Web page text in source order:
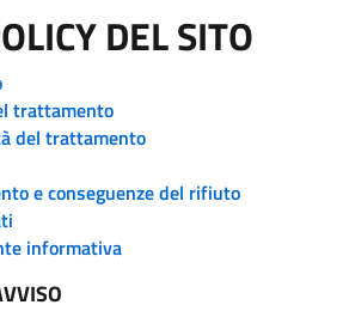
DEL SITO
trattamento
del trattamento
e conseguenze del rifiuto
informativa